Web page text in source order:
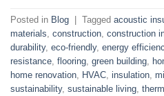
Posted in Blog Tagged acoustic
materials construction construction
durability, eco-friendly, energy
resistance flooring green building
home renovation
HVAC insulation
sustainability, sustainable living